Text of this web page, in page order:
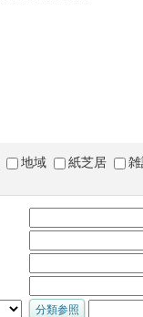
地域 紙芝居